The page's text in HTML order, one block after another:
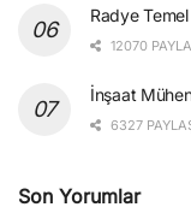
Radye Temel
12070
İnşaat
6327
Son Yorumlar